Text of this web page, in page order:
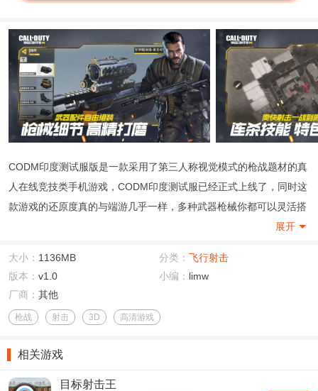
CODM印度测试服版是一款采用了第三人称视觉模式的枪战题材的真
人在线竞技类手机游戏，CODM印度测试服已经正式上线了，同时这
款游戏的还原度真的与端游几乎一样，多种武器枪械你都可以灵活搭
配，各种趣味十足的竞技PK特效让你尽情施展，全球顶尖的射击高手
展开
大小： 1136MB 分类： 飞行射击
版本： v1.0 小编： limw
厂商： 其他
枪战 射击 3D 高清游戏
相关游戏
目标射击王